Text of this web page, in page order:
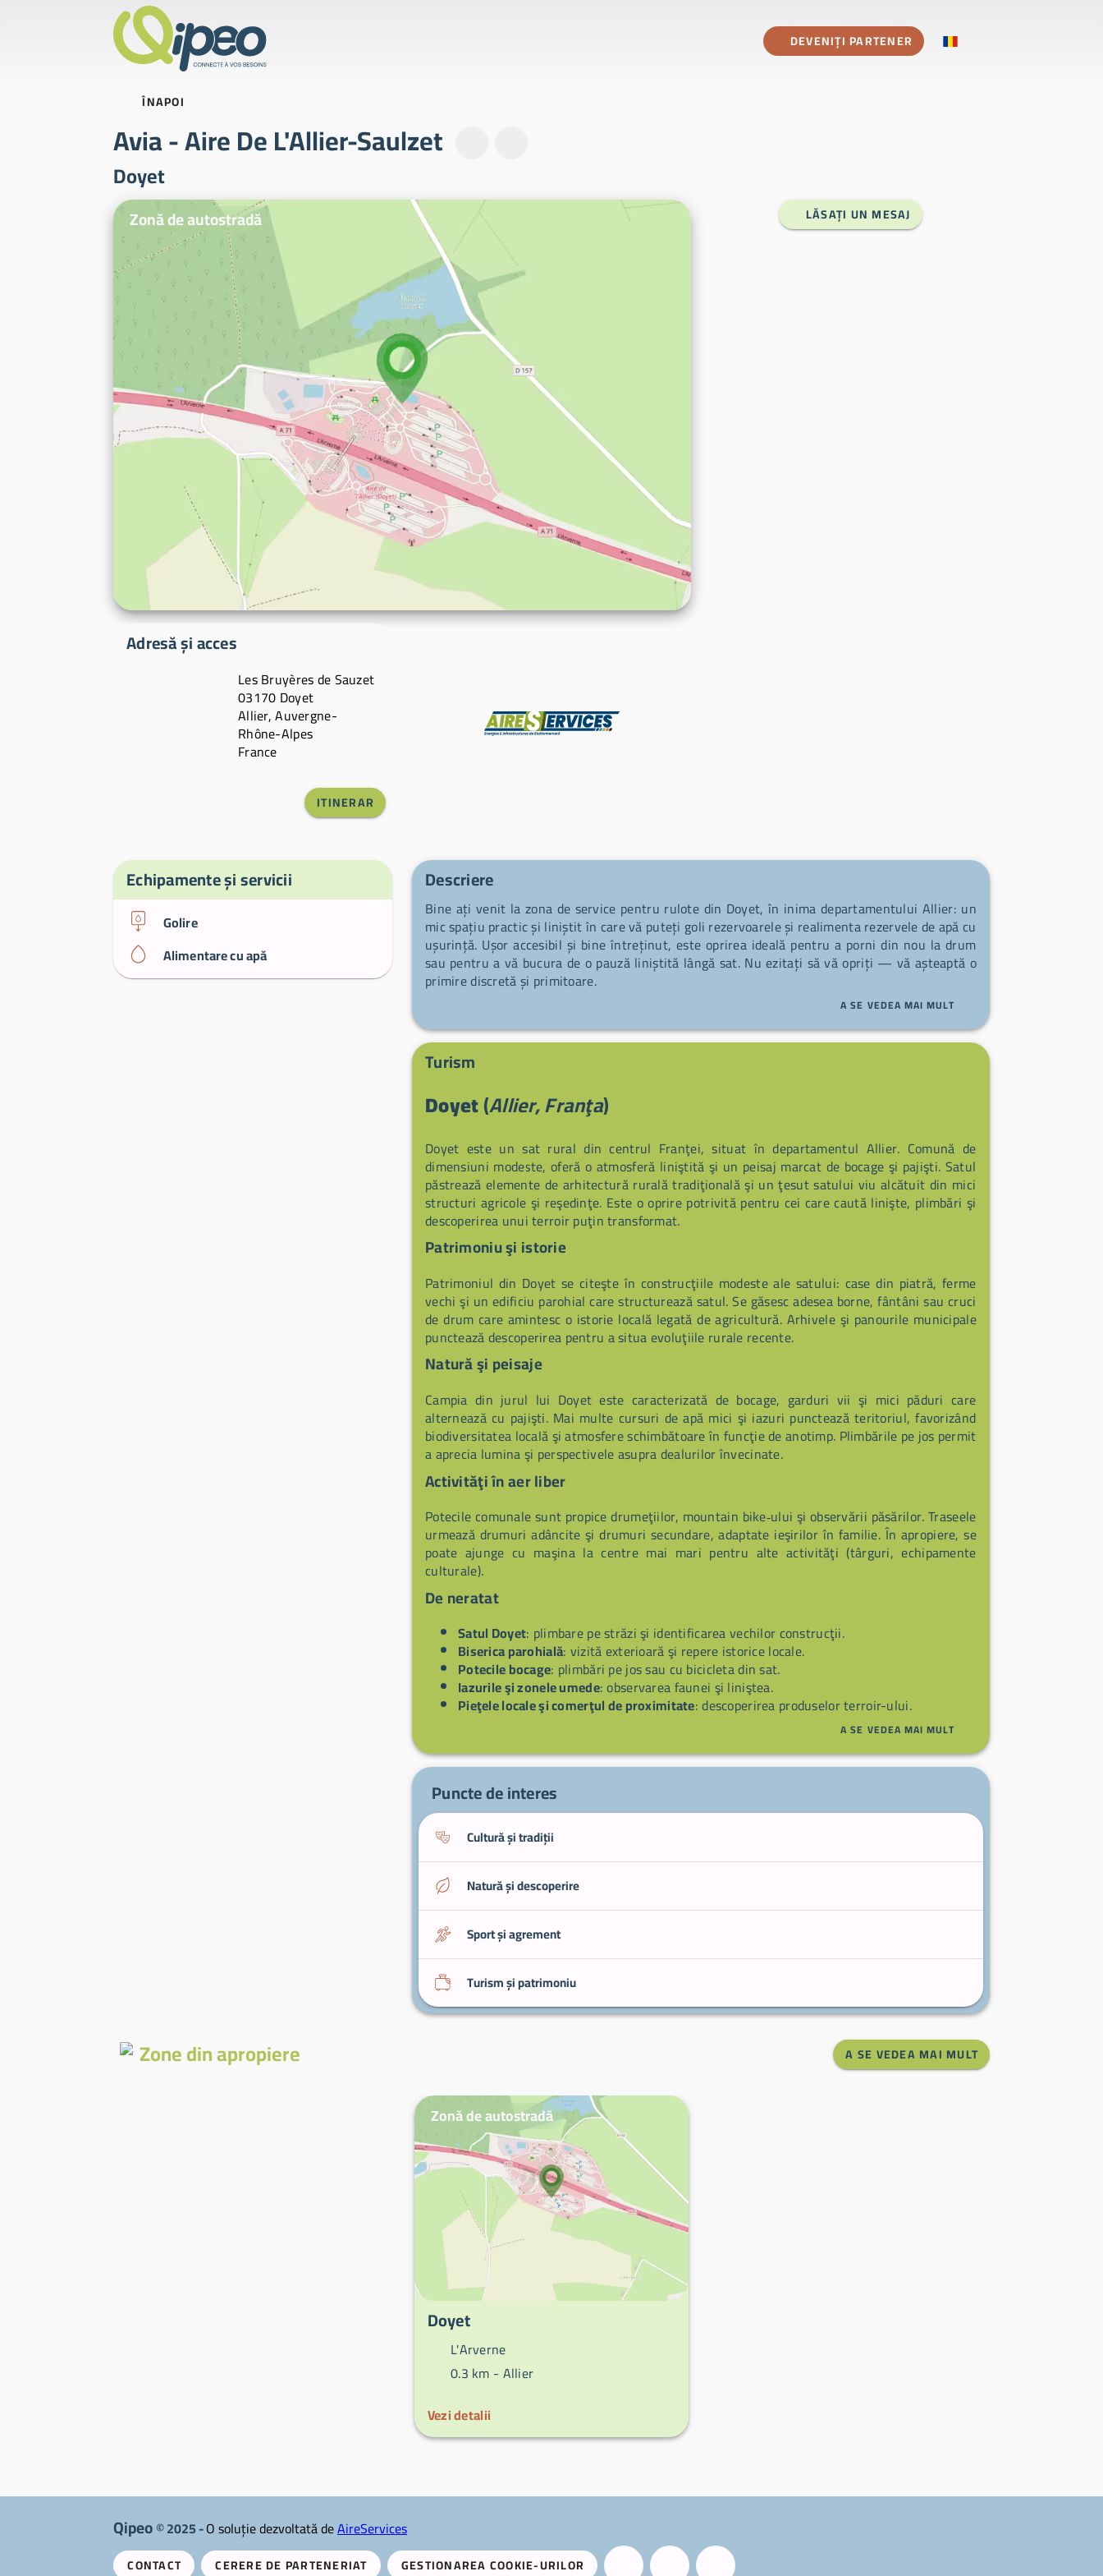
DEVENIȚI PARTENER
ÎNAPOI
Avia - Aire De L'Allier-Saulzet
Doyet
Fotografii ilustrative
Zonă de autostradă
Adresă și acces
Les Bruyères de Sauzet
03170 Doyet
Allier, Auvergne-
Rhône-Alpes
France
ITINERAR
Producător
LĂSAȚI UN MESAJ
Echipamente și servicii
Golire
Alimentare cu apă
Descriere
Bine ați venit la zona de service pentru rulote din Doyet, în inima departamentului Allier: un
mic spațiu practic și liniștit în care vă puteți goli rezervoarele și realimenta rezervele de apă cu
ușurință. Ușor accesibil și bine întreținut, este oprirea ideală pentru a porni din nou la drum
sau pentru a vă bucura de o pauză liniștită lângă sat. Nu ezitați să vă opriți — vă așteaptă o
primire discretă și primitoare.
A SE VEDEA MAI MULT
Turism
Doyet(Allier, Franţa)
Doyet este un sat rural din centrul Franţei, situat în departamentul Allier. Comună de
dimensiuni modeste, oferă o atmosferă liniştită şi un peisaj marcat de bocage şi pajişti. Satul
păstrează elemente de arhitectură rurală tradiţională şi un ţesut satului viu alcătuit din mici
structuri agricole şi reşedinţe. Este o oprire potrivită pentru cei care caută linişte, plimbări şi
descoperirea unui terroir puţin transformat.
Patrimoniu şi istorie
Patrimoniul din Doyet se citeşte în construcţiile modeste ale satului: case din piatră, ferme
vechi şi un edificiu parohial care structurează satul. Se găsesc adesea borne, fântâni sau cruci
de drum care amintesc o istorie locală legată de agricultură. Arhivele şi panourile municipale
punctează descoperirea pentru a situa evoluţiile rurale recente.
Natură şi peisaje
Campia din jurul lui Doyet este caracterizată de bocage, garduri vii şi mici păduri care
alternează cu pajişti. Mai multe cursuri de apă mici şi iazuri punctează teritoriul, favorizând
biodiversitatea locală şi atmosfere schimbătoare în funcţie de anotimp. Plimbările pe jos permit
a aprecia lumina şi perspectivele asupra dealurilor învecinate.
Activităţi în aer liber
Potecile comunale sunt propice drumeţiilor, mountain bike‑ului şi observării păsărilor. Traseele
urmează drumuri adâncite şi drumuri secundare, adaptate ieşirilor în familie. În apropiere, se
poate ajunge cu maşina la centre mai mari pentru alte activităţi (târguri, echipamente
culturale).
De neratat
Satul Doyet: plimbare pe străzi şi identificarea vechilor construcţii.
Biserica parohială: vizită exterioară şi repere istorice locale.
Potecile bocage: plimbări pe jos sau cu bicicleta din sat.
Iazurile şi zonele umede: observarea faunei şi liniştea.
Pieţele locale şi comerţul de proximitate: descoperirea produselor terroir-ului.
A SE VEDEA MAI MULT
Puncte de interes
Cultură și tradiții
Natură și descoperire
Sport și agrement
Turism și patrimoniu
Zone din apropiere A SE VEDEA MAI MULT
Zonă de autostradă
Doyet
L'Arverne
0.3 km - Allier
Vezi detalii
Qipeo© 2025 -O soluție dezvoltată deAireServices
CONTACT CERERE DE PARTENERIAT GESTIONAREA COOKIE-URILOR